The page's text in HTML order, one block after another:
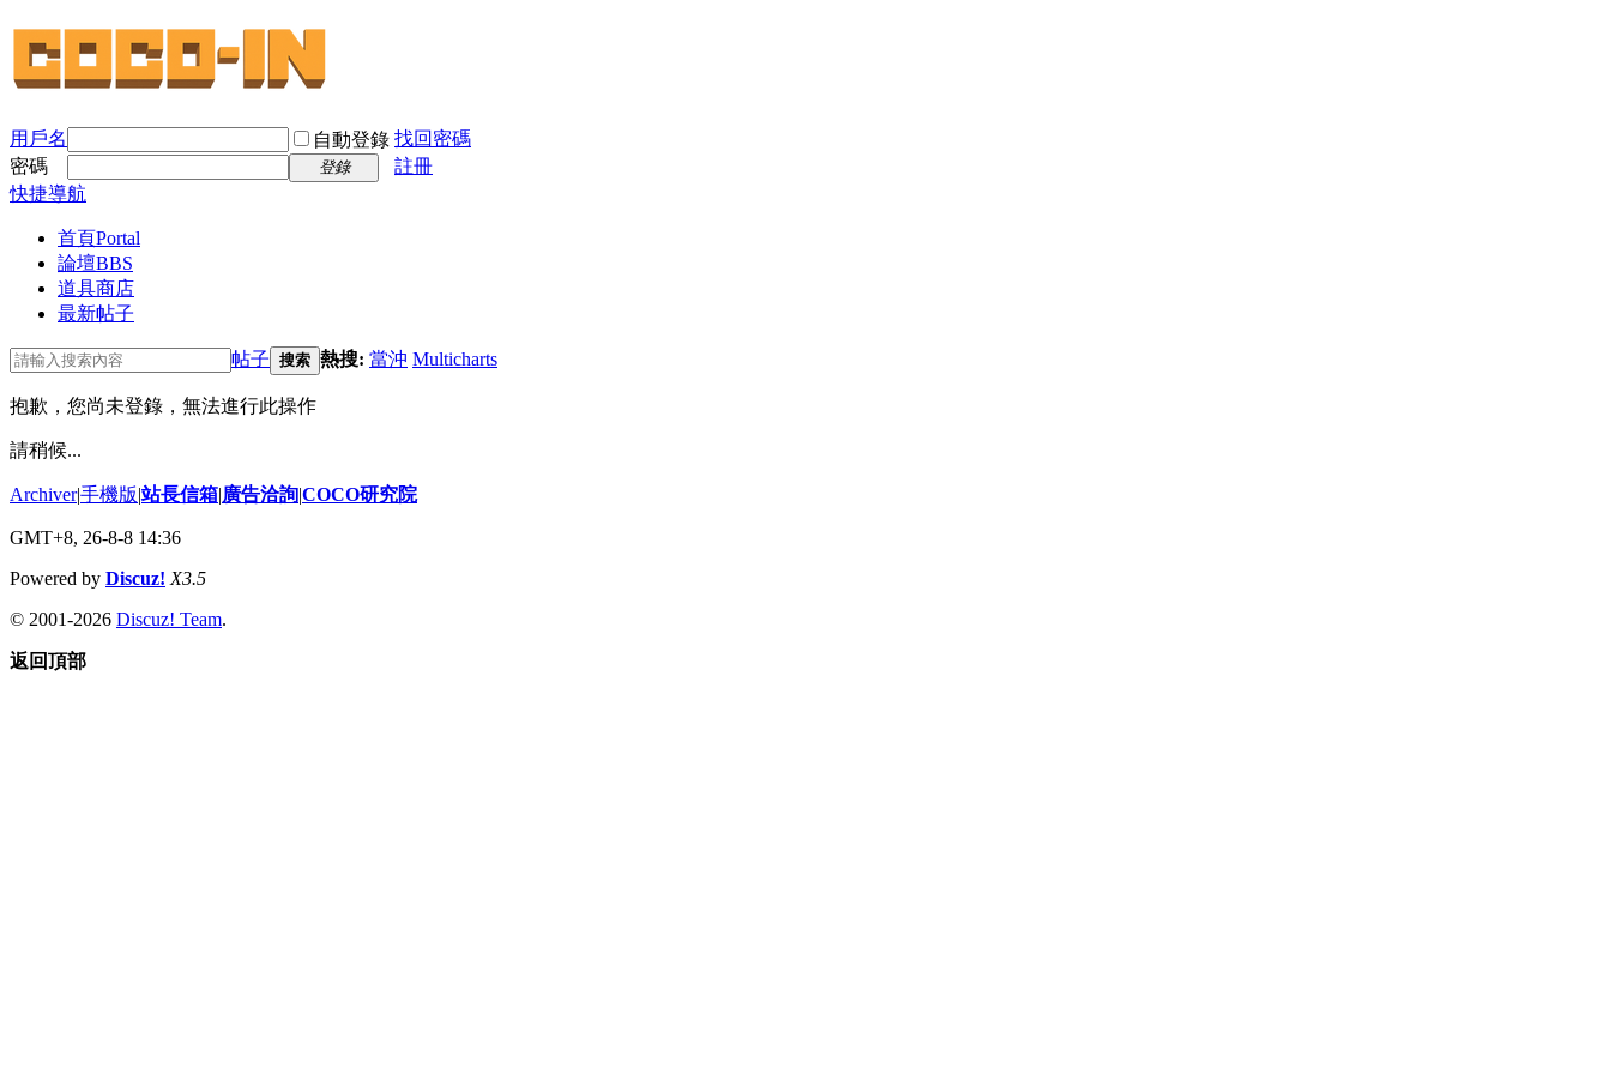
用戶名 自動登錄 找回密碼
密碼
登錄
註冊
快捷導航
首頁Portal
論壇BBS
道具商店
最新帖子
帖子 搜索 熱搜: 當沖 Multicharts
抱歉，您尚未登錄，無法進行此操作
請稍候...
Archiver|手機版|站長信箱|廣告洽詢|COCO研究院
GMT+8, 26-8-8 14:36
Powered by Discuz! X3.5
© 2001-2026 Discuz! Team.
返回頂部